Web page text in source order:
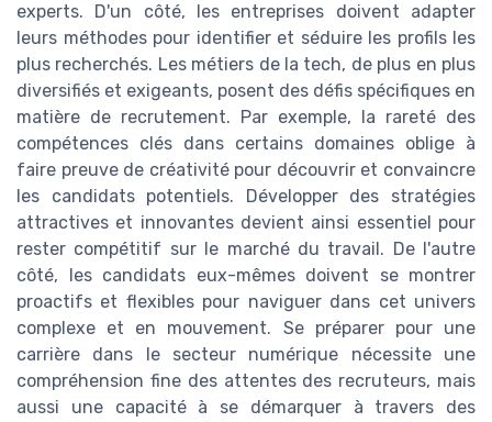
experts. D'un côté, les entreprises doivent adapter
leurs méthodes pour identifier et séduire les profils les
plus recherchés. Les métiers de la tech, de plus en plus
diversifiés et exigeants, posent des défis spécifiques en
matière de recrutement. Par exemple, la rareté des
compétences clés dans certains domaines oblige à
faire preuve de créativité pour découvrir et convaincre
les candidats potentiels. Développer des stratégies
attractives et innovantes devient ainsi essentiel pour
rester compétitif sur le marché du travail. De l'autre
côté, les candidats eux-mêmes doivent se montrer
proactifs et flexibles pour naviguer dans cet univers
complexe et en mouvement. Se préparer pour une
carrière dans le secteur numérique nécessite une
compréhension fine des attentes des recruteurs, mais
aussi une capacité à se démarquer à travers des